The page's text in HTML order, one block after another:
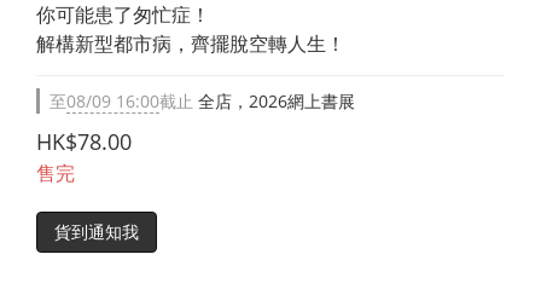
你可能患了匆忙症！
解構新型都市病，齊擺脫空轉人生！
至08/09 16:00截止 全店，2026網上書展
HK$78.00
售完
貨到通知我